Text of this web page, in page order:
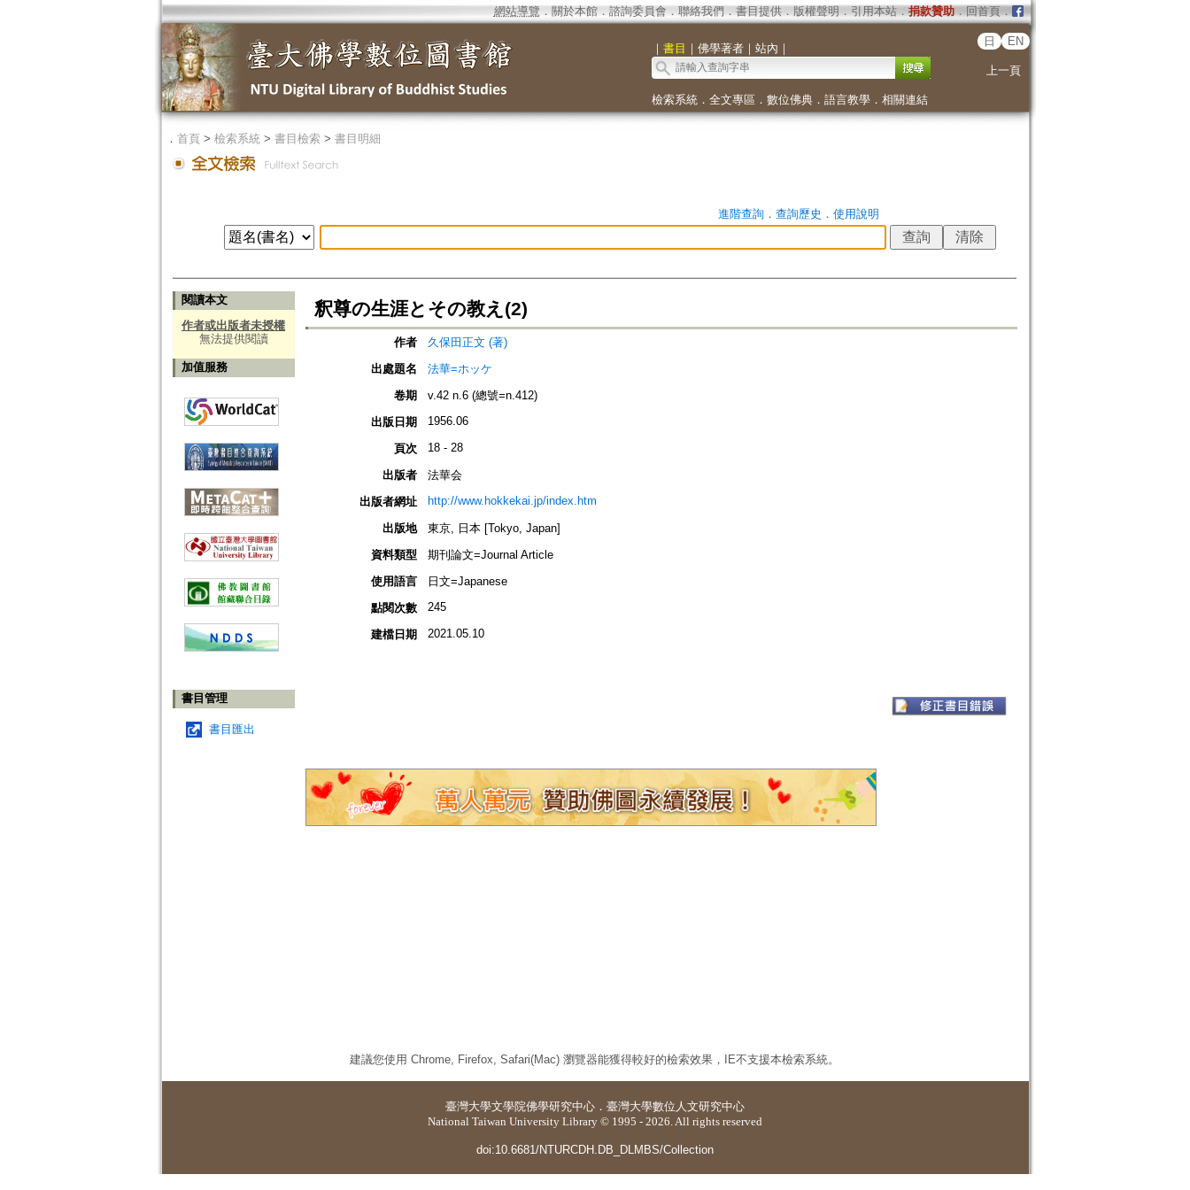
網站導覽 ． 關於本館． 諮詢委員會． 聯絡我們 ． 書目提供． 版權聲明 ． 引用本站． 捐款贊助．回首頁．
｜ 書目 ｜ 佛學著者｜ 站內 ｜
日 EN
上一頁
檢索系統． 全文專區 ． 數位佛典． 語言教學． 相關連結
． 首頁> 檢索系統> 書目檢索> 書目明細
進階查詢． 查詢歷史 ． 使用說明
閱讀本文
作者或出版者未授權
無法提供閱讀
加值服務
書目管理
書目匯出
釈尊の生涯とその教え(2)
作者
久保田正文 (著)
出處題名
法華=ホッケ
卷期
v.42 n.6 (總號=n.412)
出版日期
1956.06
頁次 18 - 28
出版者
法華会
出版者網址
http://www.hokkekai.jp/index.htm
出版地
東京, 日本 [Tokyo, Japan]
資料類型
期刊論文=Journal Article
使用語言
日文=Japanese
點閱次數
245
建檔日期 2021.05.10
建議您使用 Chrome, Firefox, Safari(Mac) 瀏覽器能獲得較好的檢索效果，IE不支援本檢索系統。
臺灣大學文學院佛學研究中心 ． 臺灣大學數位人文研究中心
National Taiwan University Library © 1995 - 2026. All rights reserved
doi:10.6681/NTURCDH.DB_DLMBS/Collection